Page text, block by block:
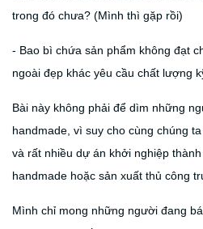
trong đó chưa? (Mình thì gặp rồi)
- Bao bì chứa sản phẩm không đạt
ngoài đẹp khác yêu cầu chất lượng
Bài này không phải để dìm những
handmade, vì suy cho cùng chúng
và rất nhiều dự án khởi nghiệp
handmade hoặc sản xuất thủ công
Mình chỉ mong những người đang